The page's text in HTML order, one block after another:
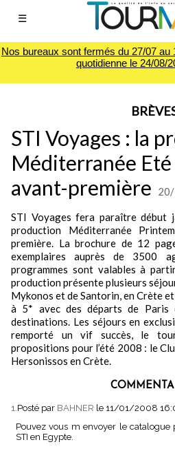
☰
Nos bureaux sont fermés du 27/07 au
quotidienne le 24/08/
STI Voyages : la
Méditerranée Eté
avant-première
STI Voyages fera paraître début
production Méditerranée
première. La brochure de 12
exemplaires auprès de 3500
programmes sont valables à
production présente plusieurs
Mykonos et de Santorin, en Crète
à 5* avec des départs de Paris
destinations. Les séjours en
remporté un vif succès, le
propositions pour l’été 2008 : le
Hersonissos en Crète.
1.Posté par BAHNER le 11/01/2008
Pouvez vous m envoyer le catalogue
STI en Egypte.